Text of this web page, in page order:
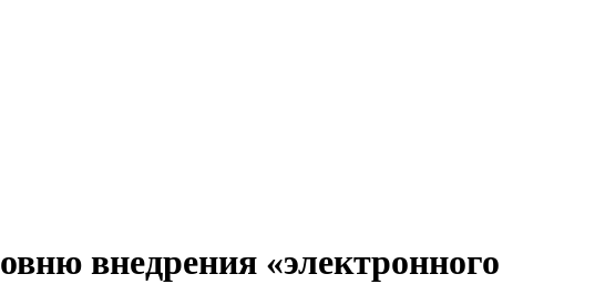
внедрения «электронного